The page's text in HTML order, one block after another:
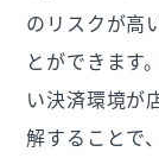
のリスクが高
とができます
い決済環境が
解することで